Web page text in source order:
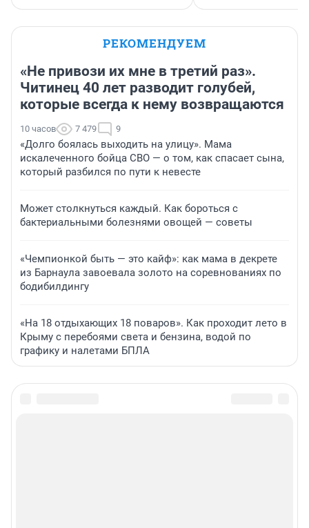
РЕКОМЕНДУЕМ
«Не привози их мне в третий раз».
Читинец 40 лет разводит голубей,
которые всегда к нему возвращаются
10 часов 7 479 9
«Долго боялась выходить на улицу». Мама
искалеченного бойца СВО — о том, как спасает сына,
который разбился по пути к невесте
Может столкнуться каждый. Как бороться с
бактериальными болезнями овощей — советы
«Чемпионкой быть — это кайф»: как мама в декрете
из Барнаула завоевала золото на соревнованиях по
бодибилдингу
«На 18 отдыхающих 18 поваров». Как проходит лето в
Крыму с перебоями света и бензина, водой по
графику и налетами БПЛА